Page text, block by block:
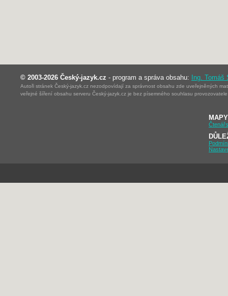
© 2003-2026 Český-jazyk.cz - program a správa obsahu: Ing. Tomáš
Autoři stránek Český-jazyk.cz nezodpovídají za správnost obsahu zde uveřejněných
veřejné šíření obsahu serveru Český-jazyk.cz je bez písemného souhlasu